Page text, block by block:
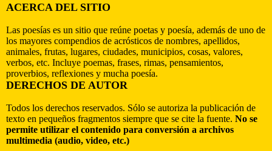
ACERCA DEL SITIO
Las poesías es un sitio que reúne poetas y poesía, además de uno de
los mayores compendios de acrósticos de nombres, apellidos,
animales, frutas, lugares, ciudades, municipios, cosas, valores,
verbos, etc. Incluye poemas, frases, rimas, pensamientos,
proverbios, reflexiones y mucha poesía.
DERECHOS DE AUTOR
Todos los derechos reservados. Sólo se autoriza la publicación de
texto en pequeños fragmentos siempre que se cite la fuente. No se
permite utilizar el contenido para conversión a archivos
multimedia (audio, video, etc.)